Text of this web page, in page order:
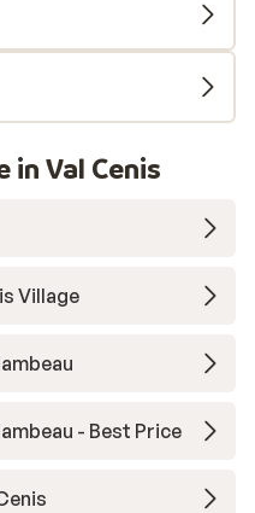
Val Cenis
Village
- Best Price